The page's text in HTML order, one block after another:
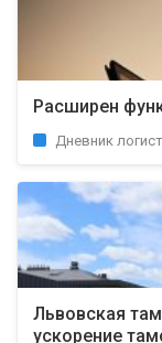
Расширен
Дневник
Львовская
ускорение